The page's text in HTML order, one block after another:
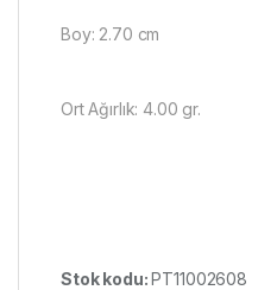
Boy: 2.70 cm
Ort Ağırlık: 4.00 gr.
Stok kodu:PT11002608